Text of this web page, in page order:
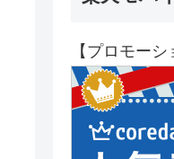
【プロモーシ